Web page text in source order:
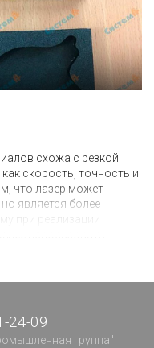
схожа с резкой
скорость, точность и
что лазер может
является более
при реализации
24-09
группа"